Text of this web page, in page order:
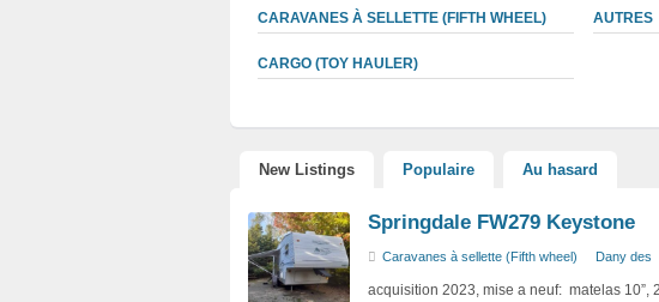
CARAVANES À SELLETTE (FIFTH WHEEL)
CARGO (TOY HAULER)
AUTRES
New Listings Populaire Au hasard
Springdale FW279 Keystone
Caravanes à sellette (Fifth wheel) Dany des
acquisition 2023, mise a neuf: matelas 10”,